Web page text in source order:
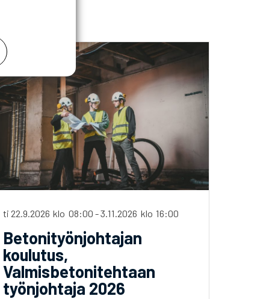
Koulutukset
ti 22.9.2026 klo 08:00 -3.11.2026 klo 16:00
Betonityönjohtajan
koulutus,
Valmisbetonitehtaan
työnjohtaja 2026